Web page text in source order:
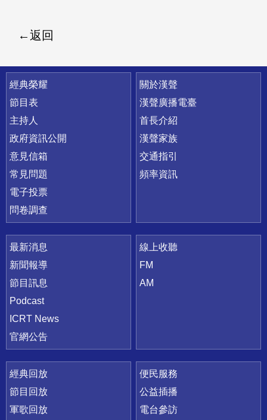
返回
快速連結
經典榮耀
節目表
主持人
政府資訊公開
意見信箱
常見問題
電子投票
問卷調查
關於漢聲
漢聲廣播電臺
首長介紹
漢聲家族
交通指引
頻率資訊
最新消息
新聞報導
節目訊息
Podcast
ICRT News
官網公告
線上收聽
FM
AM
經典回放
節目回放
軍歌回放
便民服務
公益插播
電台參訪